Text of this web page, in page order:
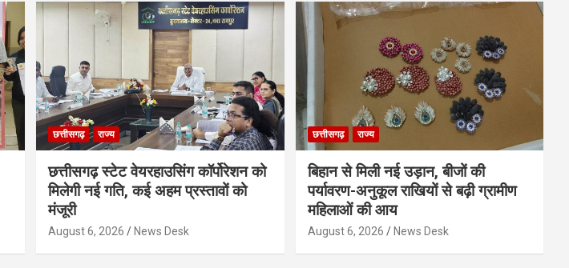
छत्तीसगढ़ राज्य
छत्तीसगढ़ स्टेट वेयरहाउसिंग कॉर्पोरेशन को
मिलेगी नई गति, कई अहम प्रस्तावों को
मंजूरी
August 6, 2026 News Desk
छत्तीसगढ़ राज्य
बिहान से मिली नई उड़ान, बीजों की
पर्यावरण-अनुकूल राखियों से बढ़ी ग्रामीण
महिलाओं की आय
August 6, 2026 News Desk